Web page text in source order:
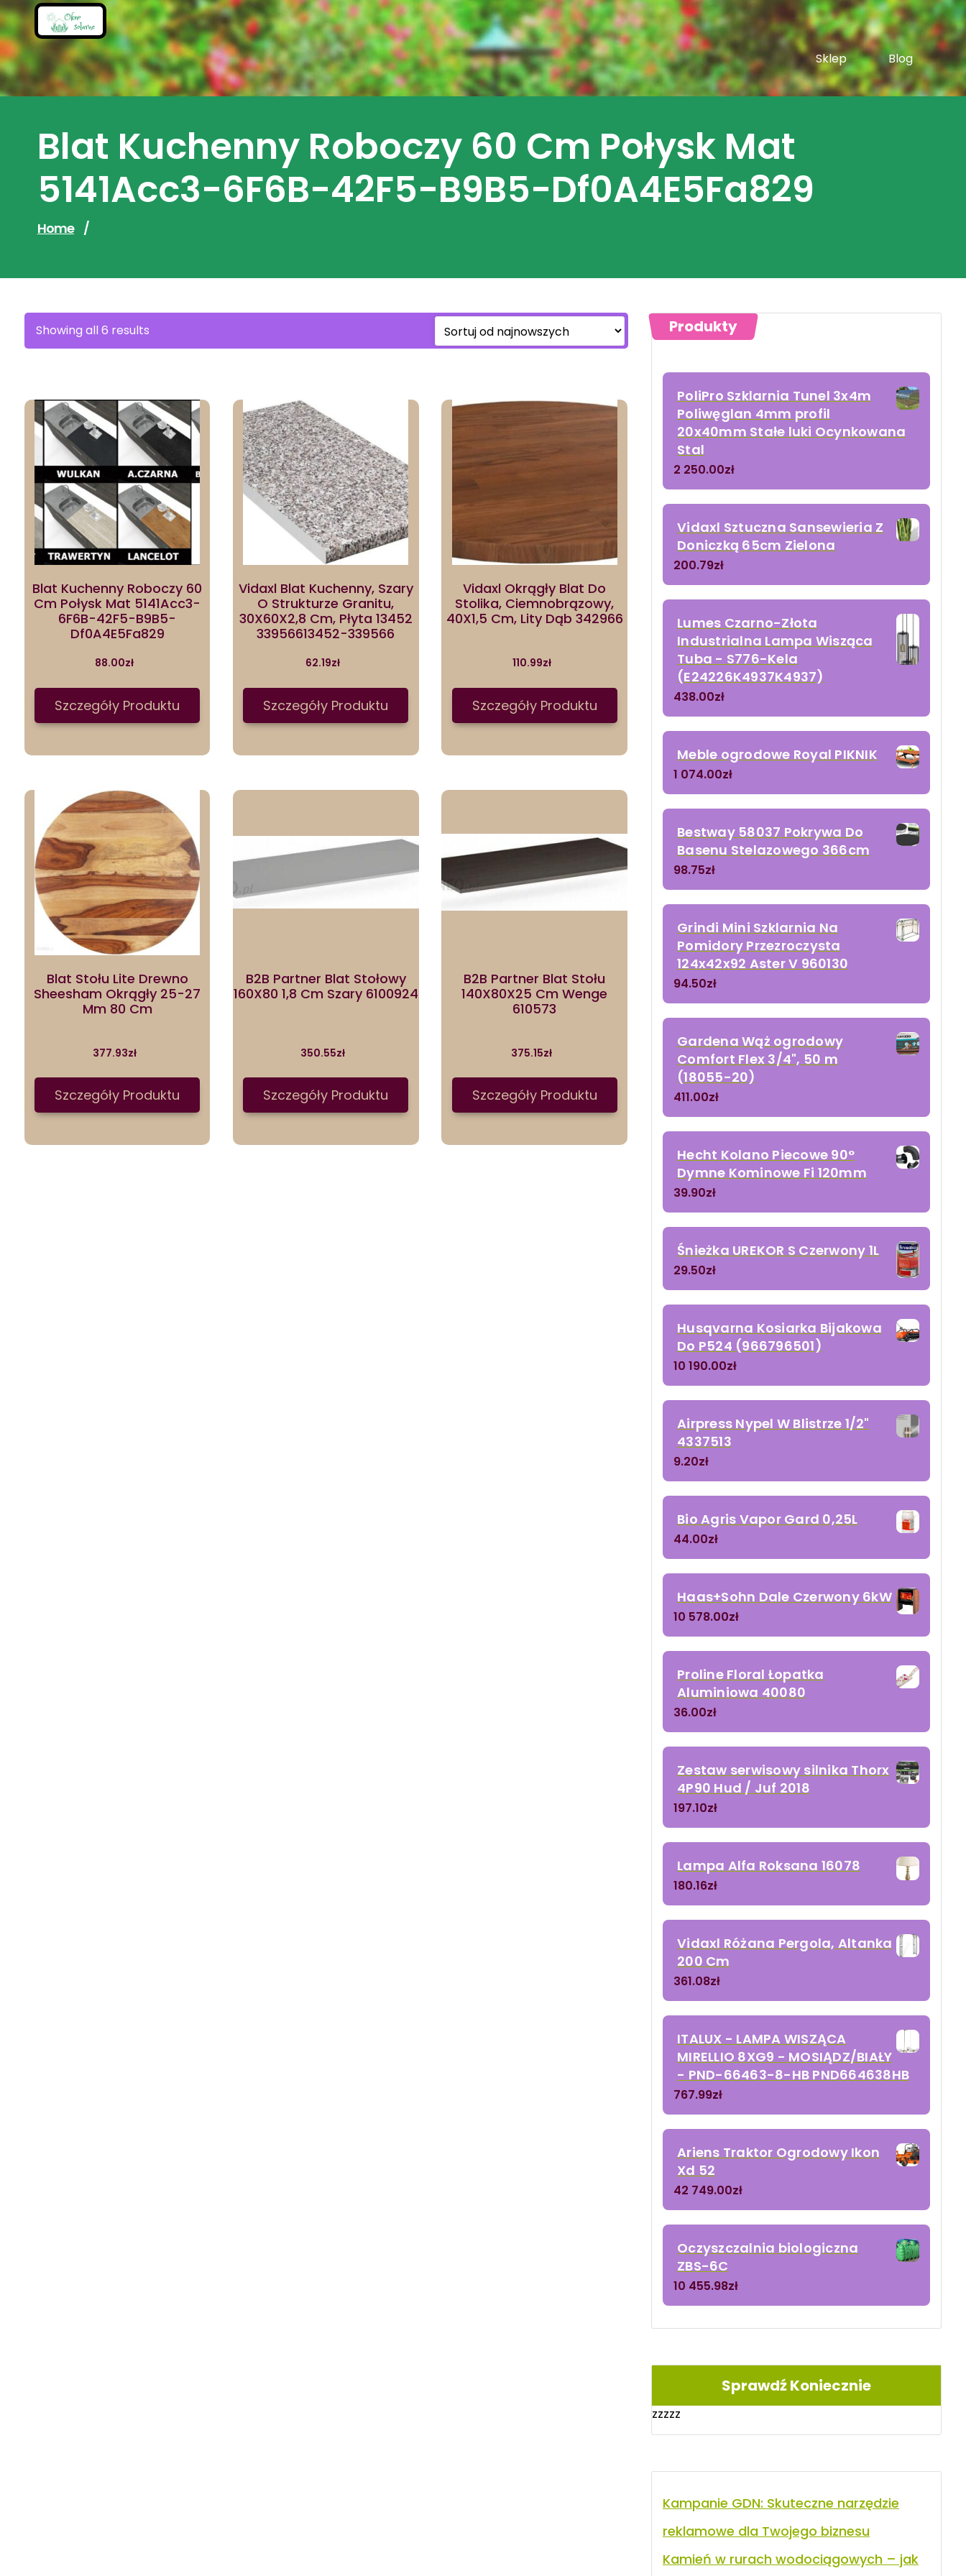
Skip
to
content
Sklep
Blog
Blat Kuchenny Roboczy 60 Cm Połysk Mat
5141Acc3-6F6B-42F5-B9B5-Df0A4E5Fa829
Home /
Showing all 6 results
by
Blat Kuchenny Roboczy 60
Cm Połysk Mat 5141Acc3-
6F6B-42F5-B9B5-
Df0A4E5Fa829
88.00zł
Szczegóły Produktu
Vidaxl Blat Kuchenny, Szary
O Strukturze Granitu,
30X60X2,8 Cm, Płyta 13452
33956613452-339566
62.19zł
Szczegóły Produktu
Vidaxl Okrągły Blat Do
Stolika, Ciemnobrązowy,
40X1,5 Cm, Lity Dąb 342966
110.99zł
Szczegóły Produktu
Blat Stołu Lite Drewno
Sheesham Okrągły 25-27
Mm 80 Cm
377.93zł
Szczegóły Produktu
B2B Partner Blat Stołowy
160X80 1,8 Cm Szary 6100924
350.55zł
Szczegóły Produktu
B2B Partner Blat Stołu
140X80X25 Cm Wenge
610573
375.15zł
Szczegóły Produktu
Produkty
PoliPro Szklarnia Tunel 3x4m
Poliwęglan 4mm profil
20x40mm Stałe luki Ocynkowana
Stal
2 250.00zł
Vidaxl Sztuczna Sansewieria Z
Doniczką 65cm Zielona
200.79zł
Lumes Czarno-Złota
Industrialna Lampa Wisząca
Tuba - S776-Kela
(E24226K4937K4937)
438.00zł
Meble ogrodowe Royal PIKNIK
1 074.00zł
Bestway 58037 Pokrywa Do
Basenu Stelazowego 366cm
98.75zł
Grindi Mini Szklarnia Na
Pomidory Przezroczysta
124x42x92 Aster V 960130
94.50zł
Gardena Wąż ogrodowy
Comfort Flex 3/4", 50 m
(18055-20)
411.00zł
Hecht Kolano Piecowe 90°
Dymne Kominowe Fi 120mm
39.90zł
Śnieżka UREKOR S Czerwony 1L
29.50zł
Husqvarna Kosiarka Bijakowa
Do P524 (966796501)
10 190.00zł
Airpress Nypel W Blistrze 1/2"
4337513
9.20zł
Bio Agris Vapor Gard 0,25L
44.00zł
Haas+Sohn Dale Czerwony 6kW
10 578.00zł
Proline Floral Łopatka
Aluminiowa 40080
36.00zł
Zestaw serwisowy silnika Thorx
4P90 Hud / Juf 2018
197.10zł
Lampa Alfa Roksana 16078
180.16zł
Vidaxl Różana Pergola, Altanka
200 Cm
361.08zł
ITALUX - LAMPA WISZĄCA
MIRELLIO 8XG9 - MOSIĄDZ/BIAŁY
- PND-66463-8-HB PND664638HB
767.99zł
Ariens Traktor Ogrodowy Ikon
Xd 52
42 749.00zł
Oczyszczalnia biologiczna
ZBS-6C
10 455.98zł
Sprawdź Koniecznie
zzzzz
Kampanie GDN: Skuteczne narzędzie
reklamowe dla Twojego biznesu
Kamień w rurach wodociągowych – jak